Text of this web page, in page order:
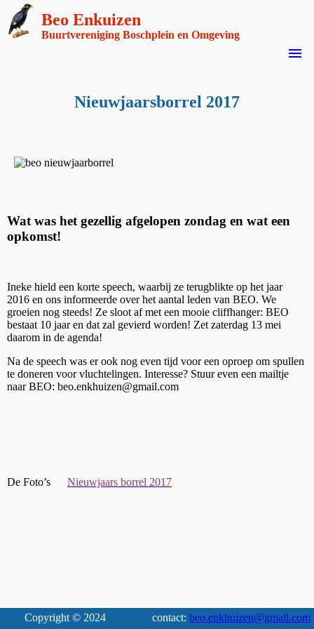
Beo Enkuizen
Buurtvereniging Boschplein en Omgeving
menu
Nieuwjaarsborrel 2017
Wat was het gezellig afgelopen zondag en wat een
opkomst!
Ineke hield een korte speech, waarbij ze terugblikte op het jaar
2016 en ons informeerde over het aantal leden van BEO. We
groeien nog steeds! Ze sloot af met een mooie cliffhanger: BEO
bestaat 10 jaar en dat zal gevierd worden! Zet zaterdag 13 mei
daarom in de agenda!
Na de speech was er ook nog even tijd voor een oproep om spullen
te doneren voor vluchtelingen. Interesse? Stuur even een mailtje
naar BEO: beo.enkhuizen@gmail.com
De Foto’s Nieuwjaars borrel 2017
Copyright © 2024 contact: beo.enkhuizen@gmail.com